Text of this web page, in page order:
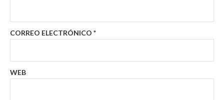
CORREO ELECTRÓNICO *
WEB